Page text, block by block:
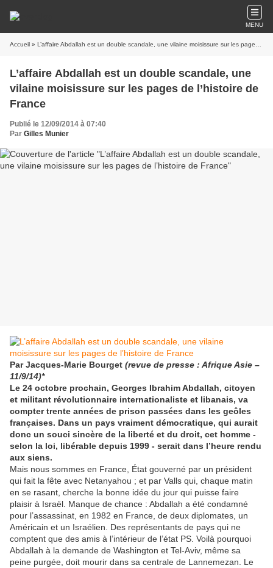
MENU
Accueil » L’affaire Abdallah est un double scandale, une vilaine moisissure sur les pages de l’histoire de France
L’affaire Abdallah est un double scandale, une
vilaine moisissure sur les pages de l’histoire de
France
Publié le 12/09/2014 à 07:40
Par Gilles Munier
Par Jacques-Marie Bourget (revue de presse : Afrique Asie –
11/9/14)*
Le 24 octobre prochain, Georges Ibrahim Abdallah, citoyen
et militant révolutionnaire internationaliste et libanais, va
compter trente années de prison passées dans les geôles
françaises. Dans un pays vraiment démocratique, qui aurait
donc un souci sincère de la liberté et du droit, cet homme -
selon la loi, libérable depuis 1999 - serait dans l’heure rendu
aux siens.
Mais nous sommes en France, État gouverné par un président
qui fait la fête avec Netanyahou ; et par Valls qui, chaque matin
en se rasant, cherche la bonne idée du jour qui puisse faire
plaisir à Israël. Manque de chance : Abdallah a été condamné
pour l’assassinat, en 1982 en France, de deux diplomates, un
Américain et un Israélien. Des représentants de pays qui ne
comptent que des amis à l’intérieur de l’état PS. Voilà pourquoi
Abdallah à la demande de Washington et Tel-Aviv, même sa
peine purgée, doit mourir dans sa centrale de Lannemezan. Le